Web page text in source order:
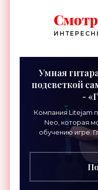
Умная
подсветкой
-
Компания Litejam
Neo, которая
обучению игре.
инструментов –